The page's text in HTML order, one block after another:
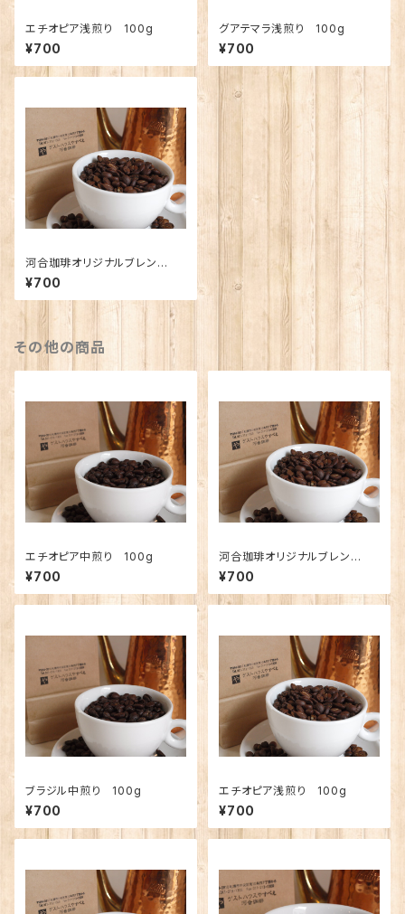
エチオピア浅煎り 100g
¥700
グアテマラ浅煎り 100g
¥700
河合珈琲オリジナルブレン
ド 〜風〜 100g
¥700
その他の商品
エチオピア中煎り 100g
¥700
河合珈琲オリジナルブレン
ド 〜風〜 100g
¥700
ブラジル中煎り 100g
¥700
エチオピア浅煎り 100g
¥700